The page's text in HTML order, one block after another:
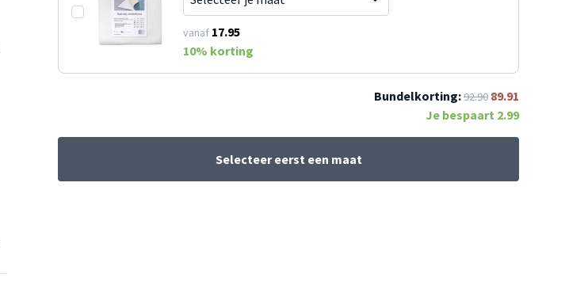
vanaf 17.95
10% korting
Bundelkorting:92.90 89.91
Je bespaart 2.99
Selecteer eerst een maat